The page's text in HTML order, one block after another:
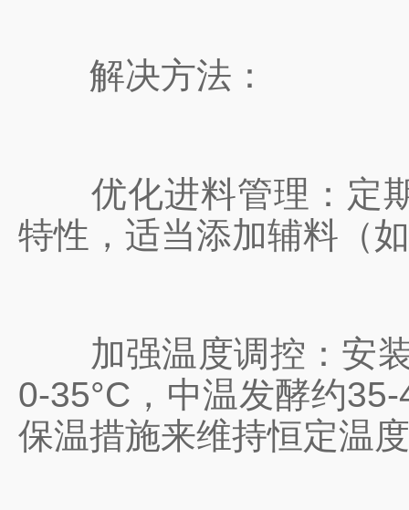
解决方法：
优化进料管理：定期
特性，适当添加辅料（
加强温度调控：安装
0-35°C，中温发酵约
保温措施来维持恒定温